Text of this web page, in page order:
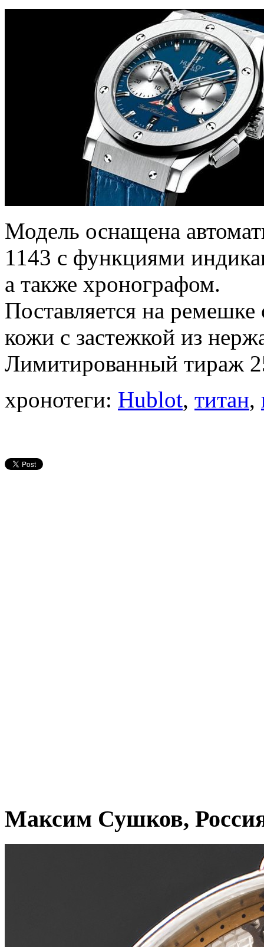
Модель оснащена
1143 с функциями
а также хронографом.
Поставляется на ремешке
кожи с застежкой из
Лимитированный тираж
хронотеги: Hublot, титан,
Максим Сушков,